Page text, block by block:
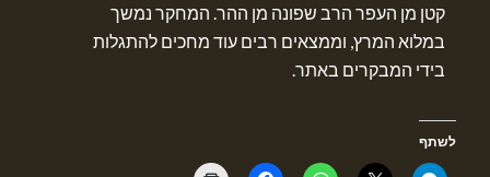
קטן מן העפר הרב שפונה מן ההר. המחקר נמשך
במלוא המרץ, וממצאים רבים עוד מחכים להתגלות
בידי המבקרים באתר.
לשתף